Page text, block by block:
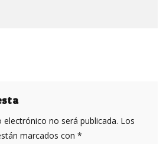
no será publicada. Los
marcados con *